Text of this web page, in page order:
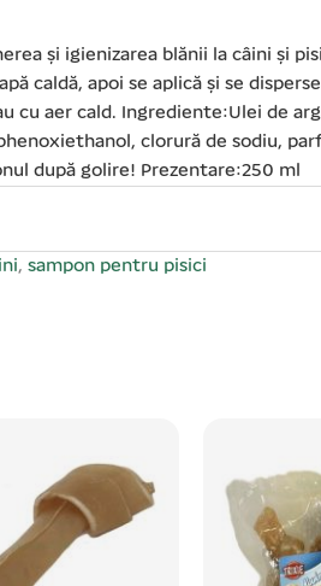
şi igienizarea blănii la câini şi
caldă, apoi se aplică şi se
cu aer cald. Ingrediente:Ulei de
clorură de sodiu,
după golire! Prezentare:250 ml
, sampon pentru pisici